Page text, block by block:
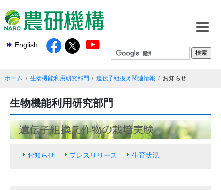
English
ホーム 生物機能利用研究部門 遺伝子組換え関連情報 お知らせ
生物機能利用研究部門
お知らせ プレスリリース 生育状況